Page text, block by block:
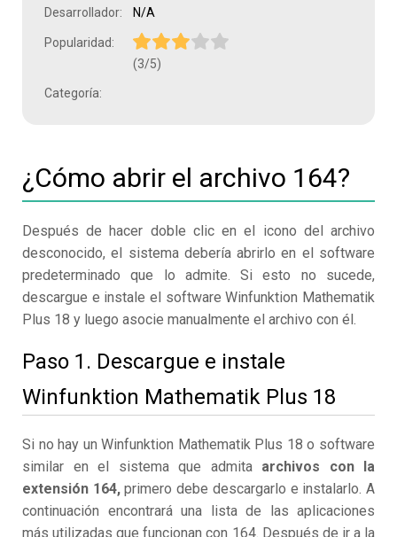
Desarrollador: N/A
Popularidad:
(3/5)
Categoría:
¿Cómo abrir el archivo 164?
Después de hacer doble clic en el icono del archivo
desconocido, el sistema debería abrirlo en el software
predeterminado que lo admite. Si esto no sucede,
descargue e instale el software Winfunktion Mathematik
Plus 18 y luego asocie manualmente el archivo con él.
Paso 1. Descargue e instale
Winfunktion Mathematik Plus 18
Si no hay un Winfunktion Mathematik Plus 18 o software
similar en el sistema que admita archivos con la
extensión 164,primero debe descargarlo e instalarlo. A
continuación encontrará una lista de las aplicaciones
más utilizadas que funcionan con 164. Después de ir a la